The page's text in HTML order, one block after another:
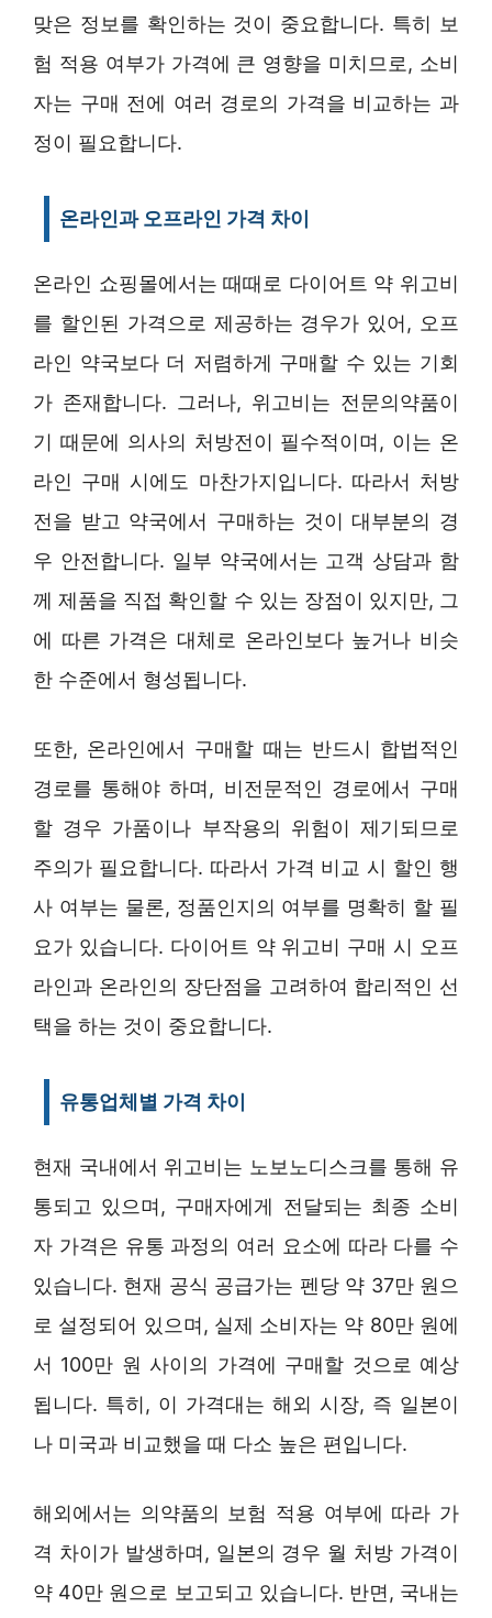
맞은 정보를 확인하는 것이 중요합니다. 특히 보
험 적용 여부가 가격에 큰 영향을 미치므로, 소비
자는 구매 전에 여러 경로의 가격을 비교하는 과
정이 필요합니다.
온라인과 오프라인 가격 차이
온라인 쇼핑몰에서는 때때로 다이어트 약 위고비
를 할인된 가격으로 제공하는 경우가 있어, 오프
라인 약국보다 더 저렴하게 구매할 수 있는 기회
가 존재합니다. 그러나, 위고비는 전문의약품이
기 때문에 의사의 처방전이 필수적이며, 이는 온
라인 구매 시에도 마찬가지입니다. 따라서 처방
전을 받고 약국에서 구매하는 것이 대부분의 경
우 안전합니다. 일부 약국에서는 고객 상담과 함
께 제품을 직접 확인할 수 있는 장점이 있지만, 그
에 따른 가격은 대체로 온라인보다 높거나 비슷
한 수준에서 형성됩니다.
또한, 온라인에서 구매할 때는 반드시 합법적인
경로를 통해야 하며, 비전문적인 경로에서 구매
할 경우 가품이나 부작용의 위험이 제기되므로
주의가 필요합니다. 따라서 가격 비교 시 할인 행
사 여부는 물론, 정품인지의 여부를 명확히 할 필
요가 있습니다. 다이어트 약 위고비 구매 시 오프
라인과 온라인의 장단점을 고려하여 합리적인 선
택을 하는 것이 중요합니다.
유통업체별 가격 차이
현재 국내에서 위고비는 노보노디스크를 통해 유
통되고 있으며, 구매자에게 전달되는 최종 소비
자 가격은 유통 과정의 여러 요소에 따라 다를 수
있습니다. 현재 공식 공급가는 펜당 약 37만 원으
로 설정되어 있으며, 실제 소비자는 약 80만 원에
서 100만 원 사이의 가격에 구매할 것으로 예상
됩니다. 특히, 이 가격대는 해외 시장, 즉 일본이
나 미국과 비교했을 때 다소 높은 편입니다.
해외에서는 의약품의 보험 적용 여부에 따라 가
격 차이가 발생하며, 일본의 경우 월 처방 가격이
약 40만 원으로 보고되고 있습니다. 반면, 국내는